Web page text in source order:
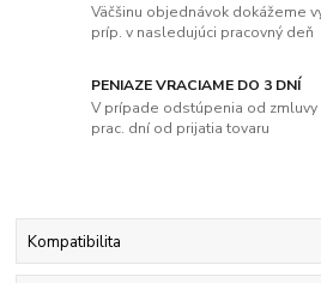
Väčšinu objednávok dokážeme
príp. v nasledujúci pracovný deň
PENIAZE VRACIAME DO 3 DNÍ
V prípade odstúpenia od zmluvy
prac. dní od prijatia tovaru
Kompatibilita